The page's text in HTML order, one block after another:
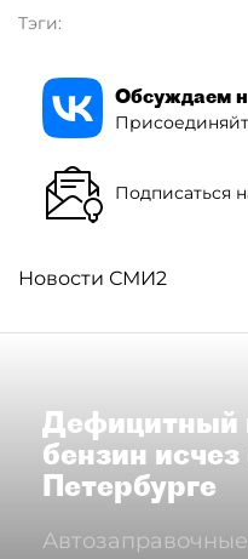
Тэги:
Обсуждаем
Подписаться
Новости СМИ2
Дефицитный
бензин
Петербурге